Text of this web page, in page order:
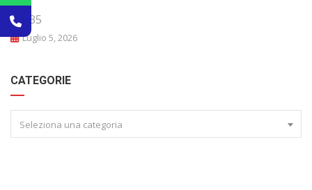
29035
Luglio 5, 2026
CATEGORIE
Seleziona una categoria